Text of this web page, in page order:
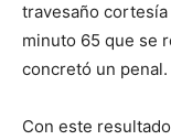
travesaño
minuto 65 que se
concretó un penal.
Con este